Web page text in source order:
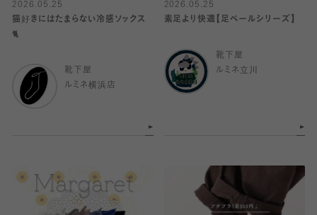
2026.05.25
猫好きにはたまらない冷感ソックス
🐈
靴下屋
ルミネ横浜店
2026.05.25
素足より快適【足ベールシリーズ】
靴下屋
ルミネ立川